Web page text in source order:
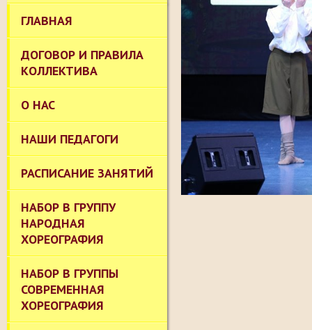
ГЛАВНАЯ
ДОГОВОР И ПРАВИЛА
КОЛЛЕКТИВА
О НАС
НАШИ ПЕДАГОГИ
РАСПИСАНИЕ ЗАНЯТИЙ
НАБОР В ГРУППУ
НАРОДНАЯ
ХОРЕОГРАФИЯ
НАБОР В ГРУППЫ
СОВРЕМЕННАЯ
ХОРЕОГРАФИЯ